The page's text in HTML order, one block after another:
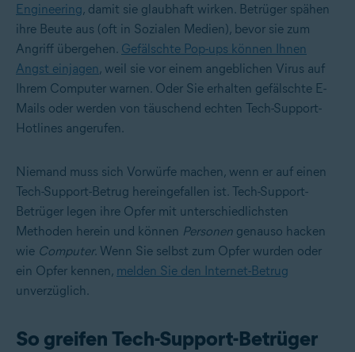
Engineering, damit sie glaubhaft wirken. Betrüger spähen
ihre Beute aus (oft in Sozialen Medien), bevor sie zum
Angriff übergehen. Gefälschte Pop-ups können Ihnen
Angst einjagen , weil sie vor einem angeblichen Virus auf
Ihrem Computer warnen. Oder Sie erhalten gefälschte E-
Mails oder werden von täuschend echten Tech-Support-
Hotlines angerufen.
Niemand muss sich Vorwürfe machen, wenn er auf einen
Tech-Support-Betrug hereingefallen ist. Tech-Support-
Betrüger legen ihre Opfer mit unterschiedlichsten
Methoden herein und können Personen genauso hacken
wie Computer. Wenn Sie selbst zum Opfer wurden oder
ein Opfer kennen, melden Sie den Internet-Betrug
unverzüglich.
So greifen Tech-Support-Betrüger